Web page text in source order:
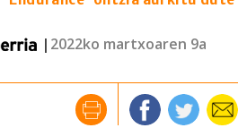
| 2022ko martxoaren 9a